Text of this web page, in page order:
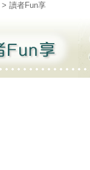
> 讀者Fun享